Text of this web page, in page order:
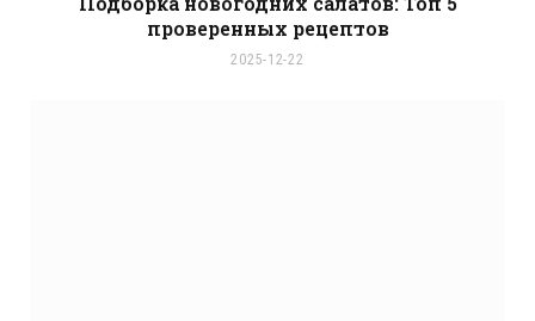
проверенных рецептов
2025-12-22